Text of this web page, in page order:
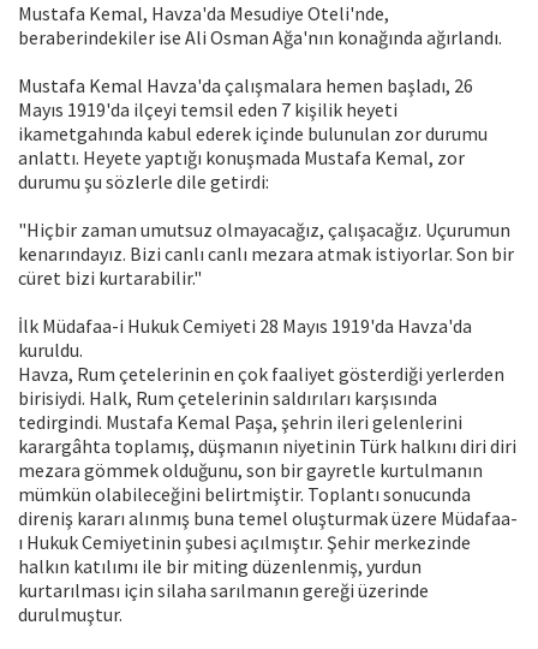
Mustafa Kemal, Havza'da Mesudiye Oteli'nde,
beraberindekiler ise Ali Osman Ağa'nın konağında ağırlandı.
Mustafa Kemal Havza'da çalışmalara hemen başladı, 26
Mayıs 1919'da ilçeyi temsil eden 7 kişilik heyeti
ikametgahında kabul ederek içinde bulunulan zor durumu
anlattı. Heyete yaptığı konuşmada Mustafa Kemal, zor
durumu şu sözlerle dile getirdi:
"Hiçbir zaman umutsuz olmayacağız, çalışacağız. Uçurumun
kenarındayız. Bizi canlı canlı mezara atmak istiyorlar. Son bir
cüret bizi kurtarabilir."
İlk Müdafaa-i Hukuk Cemiyeti 28 Mayıs 1919'da Havza'da
kuruldu.
Havza, Rum çetelerinin en çok faaliyet gösterdiği yerlerden
birisiydi. Halk, Rum çetelerinin saldırıları karşısında
tedirgindi. Mustafa Kemal Paşa, şehrin ileri gelenlerini
karargâhta toplamış, düşmanın niyetinin Türk halkını diri diri
mezara gömmek olduğunu, son bir gayretle kurtulmanın
mümkün olabileceğini belirtmiştir. Toplantı sonucunda
direniş kararı alınmış buna temel oluşturmak üzere Müdafaa-
ı Hukuk Cemiyetinin şubesi açılmıştır. Şehir merkezinde
halkın katılımı ile bir miting düzenlenmiş, yurdun
kurtarılması için silaha sarılmanın gereği üzerinde
durulmuştur.